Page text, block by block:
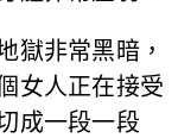
獄非常黑暗，
女人正在接受
成一段一段